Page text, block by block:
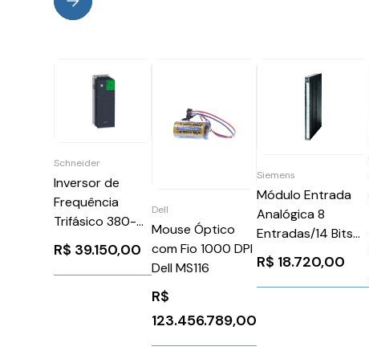
Schneider
Inversor de
Frequência
Trifásico 380-
480V 145A
100CV
ATV930D75N4Z
R$ 39.150,00
Dell
Mouse Óptico
com Fio 1000 DPI
Dell MS116
R$
123.456.789,00
Siemens
Módulo Entrada
Analógica 8
Entradas/14 Bits
Siemens
6ES74311KF100AB0
R$ 18.720,00